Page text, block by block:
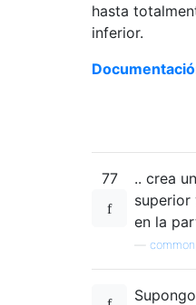
hasta
inferior.
77
.. crea
superior
en la